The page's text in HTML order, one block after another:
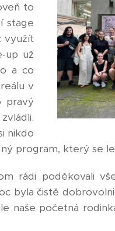
to
stage
využít
up už
a co
v
pravý
nikdo
program, který se
rádi poděkovali
byla čistě
naše početná